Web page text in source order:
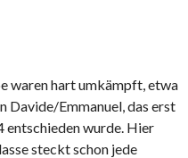
waren hart umkämpft, etwa
Davide/Emmanuel, das erst
entschieden wurde. Hier
steckt schon jede